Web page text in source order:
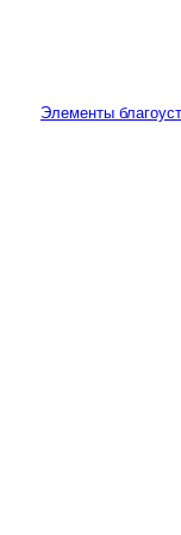
Элементы